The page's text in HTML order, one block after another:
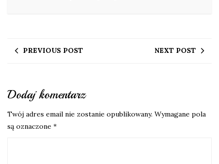
PREVIOUS POST NEXT POST
Dodaj komentarz
Twój adres email nie zostanie opublikowany. Wymagane pola
są oznaczone *